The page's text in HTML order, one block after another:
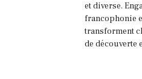
et diverse.
francophonie
transforment
de découverte